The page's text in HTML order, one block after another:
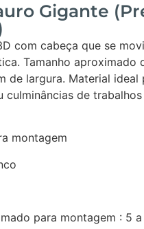
Gigante
com cabeça que se
Tamanho aproximado
de largura. Material ideal
culminâncias de
montagem
para montagem : 5 a